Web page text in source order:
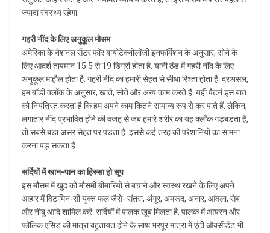
ज्यादा स्वस्थ्य रहेगा.
गहरी नींद के लिए अनुकूल मौसम
अमेरिका के नेशनल सेंटर फॉर बायोटेक्नोलॉजी इनफॉर्मेशन के अनुसार, सोने के
लिए आदर्श तापमान 15.5 से 19 डिग्री होता है. यानी ठंड में गहरी नींद के लिए
अनुकूल माहौल होता है. गहरी नींद का हमारी सेहत से सीधा रिश्ता होता है. दरअसल,
हम बॉडी क्लॉक के अनुसार, खाते, सोते और अन्य काम करते हैं. यही पैटर्न इस बात
को नियंत्रित करता है कि हम अपने काम कितने सामान्य रूप से कर पाते हैं. लेकिन,
लगातार नींद प्रभावित होने की वजह से जब हमारे शरीर का यह क्लॉक गड़बड़ता है,
तो सबसे बड़ा असर सेहत पर पड़ता है. इससे कई तरह की परेशानियों का सामना
करना पड़ सकता है.
सर्दियों में खान-पान का हिस्सा हो सूप
इस मौसम में खुद को मौसमी बीमारियों से बचाने और स्वस्थ रखने के लिए अपने
आहार में विटामिन-सी युक्त फल जैसे- संतरा, अंगूर, अमरूद, अनार, आंवला, सेब
और नीबू आदि शामिल करें. सर्दियों में पालक खूब मिलता है. पालक में आयरन और
फॉलिक एसिड की मात्रा बहुतायत होने के साथ भरपूर मात्रा में एंटी ऑक्सीडेंट भी